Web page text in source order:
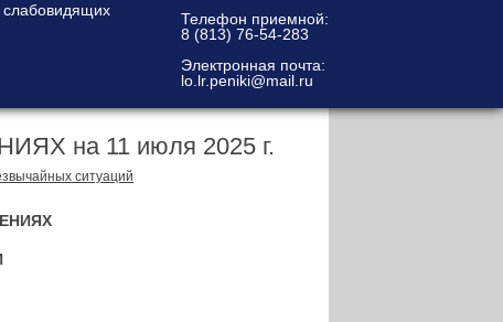
Телефон приемной:
8 (813) 76-54-283
Электронная почта:
lo.lr.peniki@mail.ru
на 11 июля 2025 г.
ситуаций